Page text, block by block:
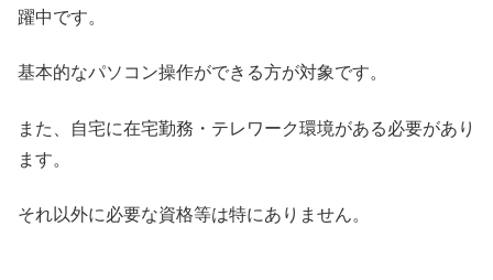
躍中です。
基本的なパソコン操作ができる方が対象です。
また、自宅に在宅勤務・テレワーク環境がある必要があり
ます。
それ以外に必要な資格等は特にありません。